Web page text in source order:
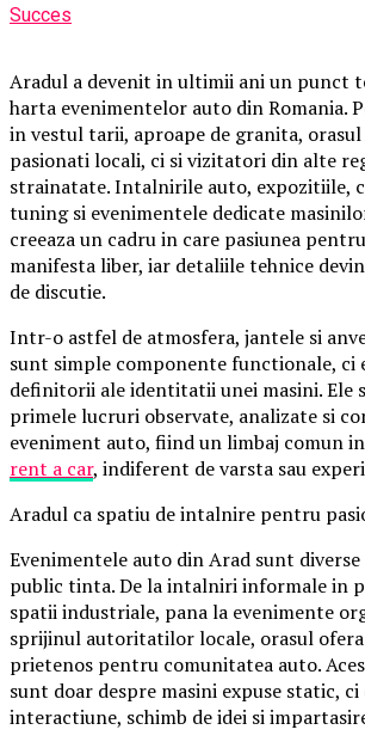
Succes
Aradul a devenit in ultimii ani un punct
harta evenimentelor auto din Romania.
in vestul tarii, aproape de granita,
pasionati locali, ci si vizitatori din alte
strainatate. Intalnirile auto, expozitiile,
tuning si evenimentele dedicate
creeaza un cadru in care pasiunea
manifesta liber, iar detaliile tehnice
de discutie.
Intr-o astfel de atmosfera, jantele si
sunt simple componente functionale, ci
definitorii ale identitatii unei masini. Ele
primele lucruri observate, analizate si
eveniment auto, fiind un limbaj comun
rent a car, indiferent de varsta sau
Aradul ca spatiu de intalnire pentru
Evenimentele auto din Arad sunt
public tinta. De la intalniri informale in
spatii industriale, pana la evenimente
sprijinul autoritatilor locale, orasul
prietenos pentru comunitatea auto.
sunt doar despre masini expuse static, ci
interactiune, schimb de idei si